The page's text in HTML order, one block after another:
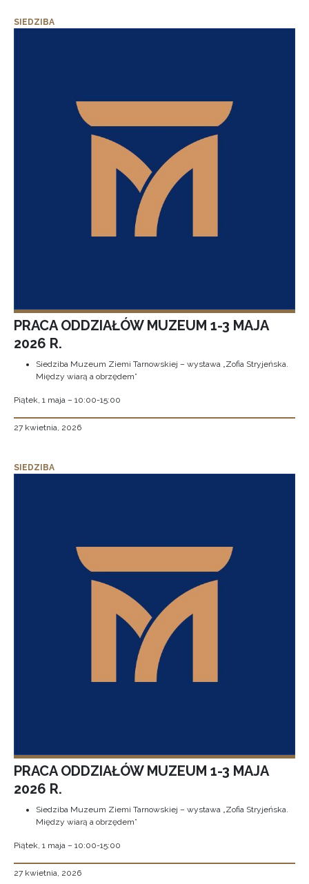
SIEDZIBA
PRACA ODDZIAŁÓW MUZEUM 1-3 MAJA
2026 R.
Siedziba Muzeum Ziemi Tarnowskiej – wystawa „Zofia Stryjeńska.
Między wiarą a obrzędem”
Piątek, 1 maja – 10:00-15:00
27 kwietnia, 2026
SIEDZIBA
PRACA ODDZIAŁÓW MUZEUM 1-3 MAJA
2026 R.
Siedziba Muzeum Ziemi Tarnowskiej – wystawa „Zofia Stryjeńska.
Między wiarą a obrzędem”
Piątek, 1 maja – 10:00-15:00
27 kwietnia, 2026